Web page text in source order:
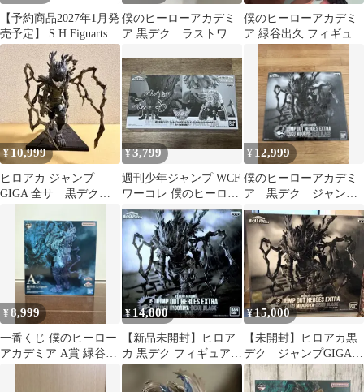
【予約商品2027年1月発
売予定】 S.H.Figuarts
黒デク
僕のヒーローアカデミ
ア 黒デク ラストワ
僕のヒーローアカデミ
ア 緑谷出久 フィギュ
ア デク
¥ 10,999
ヒロアカ ジャンプ
GIGA 全サ 黒デク
¥3,799
週刊少年ジャンプ WCF
ワーコレ 僕のヒーロー
アカデミア 黒デク＆爆
豪勝己
¥ 12,999
僕のヒーローアカデミ
ア 黒デク ジャンプ
ギガ
¥8,999
一番くじ 僕のヒーロー
アカデミア A賞 緑谷出
¥ 14,800
【新品未開封】ヒロア
カ 黒デク フィギュア
ジャンプGIGA 応募者
全員サービス
¥15,000
【未開封】ヒロアカ黒
デク ジャンプGIGA応
募者全員サービス 緑
谷出久 2021